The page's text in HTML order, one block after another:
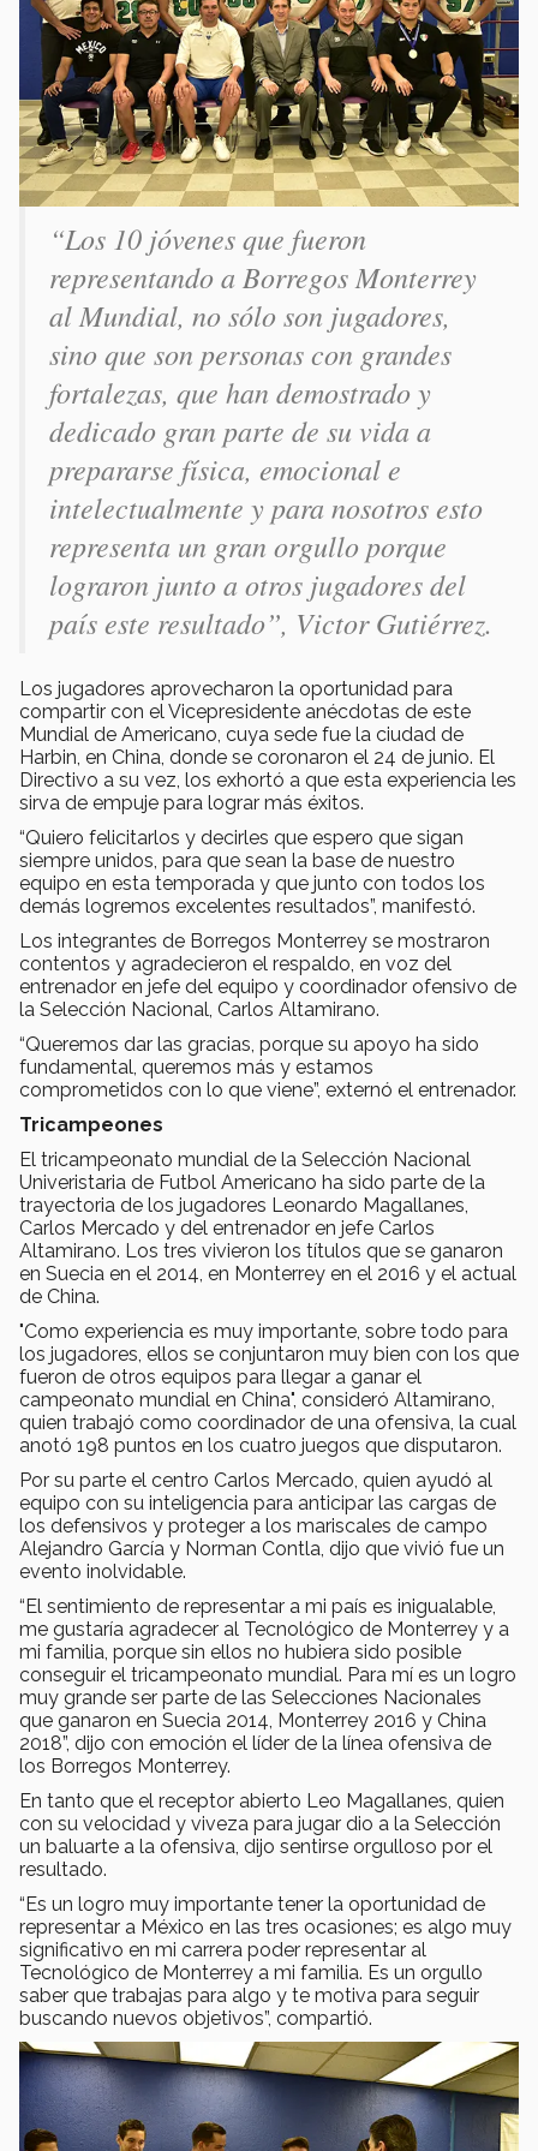
“Los 10 jóvenes que fueron
representando a Borregos Monterrey
al Mundial, no sólo son jugadores,
sino que son personas con grandes
fortalezas, que han demostrado y
dedicado gran parte de su vida a
prepararse física, emocional e
intelectualmente y para nosotros esto
representa un gran orgullo porque
lograron junto a otros jugadores del
país este resultado”, Victor Gutiérrez.
Los jugadores aprovecharon la oportunidad para
compartir con el Vicepresidente anécdotas de este
Mundial de Americano, cuya sede fue la ciudad de
Harbin, en China, donde se coronaron el 24 de junio. El
Directivo a su vez, los exhortó a que esta experiencia les
sirva de empuje para lograr más éxitos.
“Quiero felicitarlos y decirles que espero que sigan
siempre unidos, para que sean la base de nuestro
equipo en esta temporada y que junto con todos los
demás logremos excelentes resultados”, manifestó.
Los integrantes de Borregos Monterrey se mostraron
contentos y agradecieron el respaldo, en voz del
entrenador en jefe del equipo y coordinador ofensivo de
la Selección Nacional, Carlos Altamirano.
“Queremos dar las gracias, porque su apoyo ha sido
fundamental, queremos más y estamos
comprometidos con lo que viene”, externó el entrenador.
Tricampeones
El tricampeonato mundial de la Selección Nacional
Univeristaria de Futbol Americano ha sido parte de la
trayectoria de los jugadores Leonardo Magallanes,
Carlos Mercado y del entrenador en jefe Carlos
Altamirano. Los tres vivieron los títulos que se ganaron
en Suecia en el 2014, en Monterrey en el 2016 y el actual
de China.
"Como experiencia es muy importante, sobre todo para
los jugadores, ellos se conjuntaron muy bien con los que
fueron de otros equipos para llegar a ganar el
campeonato mundial en China", consideró Altamirano,
quien trabajó como coordinador de una ofensiva, la cual
anotó 198 puntos en los cuatro juegos que disputaron.
Por su parte el centro Carlos Mercado, quien ayudó al
equipo con su inteligencia para anticipar las cargas de
los defensivos y proteger a los mariscales de campo
Alejandro García y Norman Contla, dijo que vivió fue un
evento inolvidable.
“El sentimiento de representar a mi país es inigualable,
me gustaría agradecer al Tecnológico de Monterrey y a
mi familia, porque sin ellos no hubiera sido posible
conseguir el tricampeonato mundial. Para mí es un logro
muy grande ser parte de las Selecciones Nacionales
que ganaron en Suecia 2014, Monterrey 2016 y China
2018”, dijo con emoción el líder de la línea ofensiva de
los Borregos Monterrey.
En tanto que el receptor abierto Leo Magallanes, quien
con su velocidad y viveza para jugar dio a la Selección
un baluarte a la ofensiva, dijo sentirse orgulloso por el
resultado.
“Es un logro muy importante tener la oportunidad de
representar a México en las tres ocasiones; es algo muy
significativo en mi carrera poder representar al
Tecnológico de Monterrey a mi familia. Es un orgullo
saber que trabajas para algo y te motiva para seguir
buscando nuevos objetivos”, compartió.